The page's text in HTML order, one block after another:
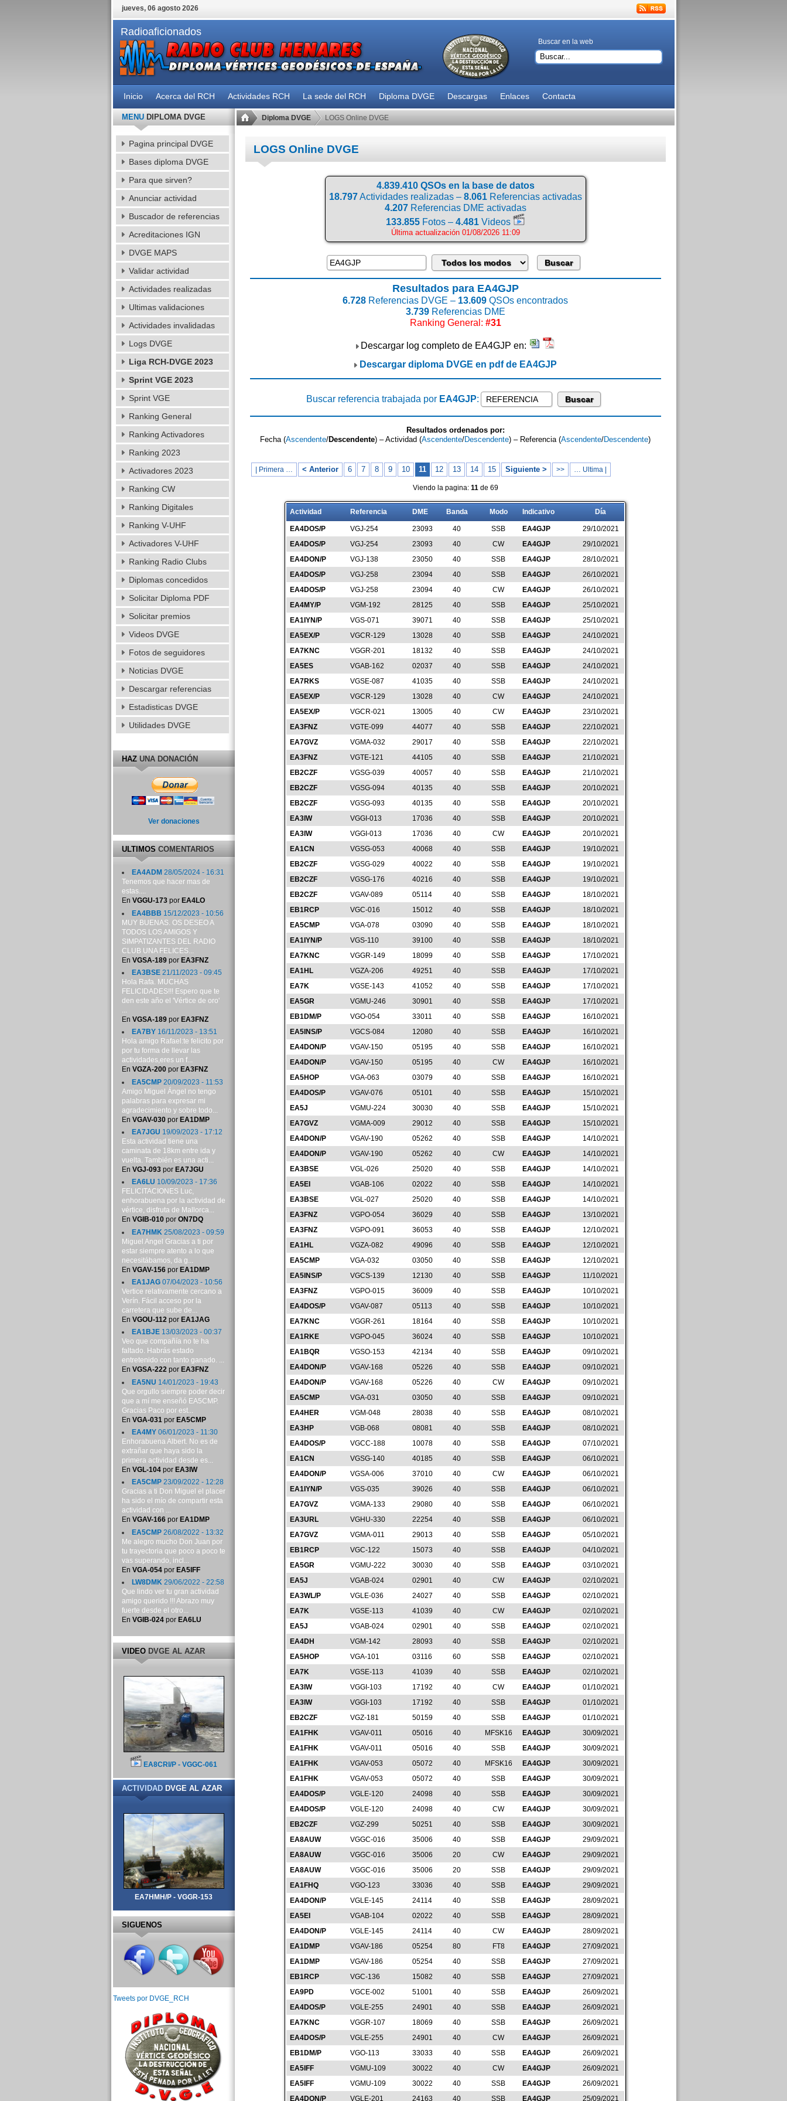
jueves, 06 agosto 2026
Radioaficionados
Buscar en la web
Inicio Acerca del RCH Actividades RCH La sede del RCH Diploma DVGE Descargas Enlaces Contacta
Diploma DVGE LOGS Online DVGE
LOGS Online DVGE
4.839.410 QSOs en la base de datos
18.797Actividades realizadas – 8.061Referencias activadas
4.207Referencias DME activadas
133.855 Fotos – 4.481 Videos
Última actualización 01/08/2026 11:09
Resultados para EA4GJP
6.728 Referencias DVGE – 13.609 QSOs encontrados
3.739Referencias DME
Ranking General: #31
Descargar log completo de EA4GJP en:
Descargar diploma DVGE en pdf de EA4GJP
Buscar referencia trabajada por EA4GJP:
Resultados ordenados por:
Fecha (Ascendente/Descendente) – Actividad (Ascendente/Descendente) – Referencia (Ascendente/Descendente)
| Primera … < Anterior 6 7 8 9 10 11 12 13 14 15 Siguiente > >> … Ultima |
Viendo la pagina: 11de 69
Actividad Referencia DME Banda Modo Indicativo Día
EA4DOS/P VGJ-254 23093 40 SSB EA4GJP
29/10/2021
EA4DOS/P
VGJ-254 23093 40 CW EA4GJP
29/10/2021
EA4DON/P
VGJ-138 23050 40 SSB EA4GJP
28/10/2021
EA4DOS/P
VGJ-258 23094 40 SSB EA4GJP
26/10/2021
EA4DOS/P
VGJ-258 23094 40 CW EA4GJP
26/10/2021
EA4MY/P
VGM-192 28125 40 SSB EA4GJP
25/10/2021
EA1IYN/P
VGS-071 39071 40 SSB EA4GJP
25/10/2021
EA5EX/P
VGCR-129 13028 40 SSB EA4GJP
24/10/2021
EA7KNC
VGGR-201 18132 40 SSB EA4GJP
24/10/2021
EA5ES
VGAB-162 02037 40 SSB EA4GJP
24/10/2021
EA7RKS
VGSE-087 41035 40 SSB EA4GJP
24/10/2021
EA5EX/P
VGCR-129 13028 40 CW EA4GJP
24/10/2021
EA5EX/P
VGCR-021 13005 40 CW EA4GJP
23/10/2021
EA3FNZ
VGTE-099 44077 40 SSB EA4GJP
22/10/2021
EA7GVZ
VGMA-032 29017 40 SSB EA4GJP
22/10/2021
EA3FNZ
VGTE-121 44105 40 SSB EA4GJP
21/10/2021
EB2CZF
VGSG-039 40057 40 SSB EA4GJP
21/10/2021
EB2CZF
VGSG-094 40135 40 SSB EA4GJP
20/10/2021
EB2CZF
VGSG-093 40135 40 SSB EA4GJP
20/10/2021
EA3IW
VGGI-013 17036 40 SSB EA4GJP
20/10/2021
EA3IW
VGGI-013 17036 40 CW EA4GJP
20/10/2021
EA1CN
VGSG-053 40068 40 SSB EA4GJP
19/10/2021
EB2CZF
VGSG-029 40022 40 SSB EA4GJP
19/10/2021
EB2CZF
VGSG-176 40216 40 SSB EA4GJP
19/10/2021
EB2CZF
VGAV-089 05114 40 SSB EA4GJP
18/10/2021
EB1RCP
VGC-016 15012 40 SSB EA4GJP
18/10/2021
EA5CMP
VGA-078 03090 40 SSB EA4GJP
18/10/2021
EA1IYN/P
VGS-110 39100 40 SSB EA4GJP
18/10/2021
EA7KNC
VGGR-149 18099 40 SSB EA4GJP
17/10/2021
EA1HL
VGZA-206 49251 40 SSB EA4GJP
17/10/2021
EA7K
VGSE-143 41052 40 SSB EA4GJP
17/10/2021
EA5GR
VGMU-246 30901 40 SSB EA4GJP
17/10/2021
EB1DM/P
VGO-054 33011 40 SSB EA4GJP
16/10/2021
EA5INS/P
VGCS-084 12080 40 SSB EA4GJP
16/10/2021
EA4DON/P
VGAV-150 05195 40 SSB EA4GJP
16/10/2021
EA4DON/P
VGAV-150 05195 40 CW EA4GJP
16/10/2021
EA5HOP
VGA-063 03079 40 SSB EA4GJP
16/10/2021
EA4DOS/P
VGAV-076 05101 40 SSB EA4GJP
15/10/2021
EA5J
VGMU-224 30030 40 SSB EA4GJP
15/10/2021
EA7GVZ
VGMA-009 29012 40 SSB EA4GJP
15/10/2021
EA4DON/P
VGAV-190 05262 40 SSB EA4GJP
14/10/2021
EA4DON/P
VGAV-190 05262 40 CW EA4GJP
14/10/2021
EA3BSE
VGL-026 25020 40 SSB EA4GJP
14/10/2021
EA5EI
VGAB-106 02022 40 SSB EA4GJP
14/10/2021
EA3BSE
VGL-027 25020 40 SSB EA4GJP
14/10/2021
EA3FNZ
VGPO-054 36029 40 SSB EA4GJP
13/10/2021
EA3FNZ
VGPO-091 36053 40 SSB EA4GJP
12/10/2021
EA1HL
VGZA-082 49096 40 SSB EA4GJP
12/10/2021
EA5CMP
VGA-032 03050 40 SSB EA4GJP
12/10/2021
EA5INS/P
VGCS-139 12130 40 SSB EA4GJP
11/10/2021
EA3FNZ
VGPO-015 36009 40 SSB EA4GJP
10/10/2021
EA4DOS/P
VGAV-087 05113 40 SSB EA4GJP
10/10/2021
EA7KNC
VGGR-261 18164 40 SSB EA4GJP
10/10/2021
EA1RKE
VGPO-045 36024 40 SSB EA4GJP
10/10/2021
EA1BQR
VGSO-153 42134 40 SSB EA4GJP
09/10/2021
EA4DON/P
VGAV-168 05226 40 SSB EA4GJP
09/10/2021
EA4DON/P
VGAV-168 05226 40 CW EA4GJP
09/10/2021
EA5CMP
VGA-031 03050 40 SSB EA4GJP
09/10/2021
EA4HER
VGM-048 28038 40 SSB EA4GJP
08/10/2021
EA3HP
VGB-068 08081 40 SSB EA4GJP
08/10/2021
EA4DOS/P
VGCC-188 10078 40 SSB EA4GJP
07/10/2021
EA1CN
VGSG-140 40185 40 SSB EA4GJP
06/10/2021
EA4DON/P
VGSA-006 37010 40 CW EA4GJP
06/10/2021
EA1IYN/P
VGS-035 39026 40 SSB EA4GJP
06/10/2021
EA7GVZ
VGMA-133 29080 40 SSB EA4GJP
06/10/2021
EA3URL
VGHU-330 22254 40 SSB EA4GJP
06/10/2021
EA7GVZ
VGMA-011 29013 40 SSB EA4GJP
05/10/2021
EB1RCP
VGC-122 15073 40 SSB EA4GJP
04/10/2021
EA5GR
VGMU-222 30030 40 SSB EA4GJP
03/10/2021
EA5J
VGAB-024 02901 40 CW EA4GJP
02/10/2021
EA3WL/P
VGLE-036 24027 40 SSB EA4GJP
02/10/2021
EA7K
VGSE-113 41039 40 CW EA4GJP
02/10/2021
EA5J
VGAB-024 02901 40 SSB EA4GJP
02/10/2021
EA4DH
VGM-142 28093 40 SSB EA4GJP
02/10/2021
EA5HOP
VGA-101 03116 60 SSB EA4GJP
02/10/2021
EA7K
VGSE-113 41039 40 SSB EA4GJP
02/10/2021
EA3IW
VGGI-103 17192 40 CW EA4GJP
01/10/2021
EA3IW
VGGI-103 17192 40 SSB EA4GJP
01/10/2021
EB2CZF
VGZ-181 50159 40 SSB EA4GJP
01/10/2021
EA1FHK
VGAV-011 05016 40 MFSK16 EA4GJP
30/09/2021
EA1FHK
VGAV-011 05016 40 SSB EA4GJP
30/09/2021
EA1FHK
VGAV-053 05072 40 MFSK16 EA4GJP
30/09/2021
EA1FHK
VGAV-053 05072 40 SSB EA4GJP
30/09/2021
EA4DOS/P
VGLE-120 24098 40 SSB EA4GJP
30/09/2021
EA4DOS/P
VGLE-120 24098 40 CW EA4GJP
30/09/2021
EB2CZF
VGZ-299 50251 40 SSB EA4GJP
30/09/2021
EA8AUW
VGGC-016 35006 40 SSB EA4GJP
29/09/2021
EA8AUW
VGGC-016 35006 20 CW EA4GJP
29/09/2021
EA8AUW
VGGC-016 35006 20 SSB EA4GJP
29/09/2021
EA1FHQ
VGO-123 33036 40 SSB EA4GJP
29/09/2021
EA4DON/P
VGLE-145 24114 40 SSB EA4GJP
28/09/2021
EA5EI
VGAB-104 02022 40 SSB EA4GJP
28/09/2021
EA4DON/P
VGLE-145 24114 40 CW EA4GJP
28/09/2021
EA1DMP
VGAV-186 05254 80 FT8 EA4GJP
27/09/2021
EA1DMP
VGAV-186 05254 40 SSB EA4GJP
27/09/2021
EB1RCP
VGC-136 15082 40 SSB EA4GJP
27/09/2021
EA9PD
VGCE-002 51001 40 SSB EA4GJP
26/09/2021
EA4DOS/P
VGLE-255 24901 40 SSB EA4GJP
26/09/2021
EA7KNC
VGGR-107 18069 40 SSB EA4GJP
26/09/2021
EA4DOS/P
VGLE-255 24901 40 CW EA4GJP
26/09/2021
EB1DM/P
VGO-113 33033 40 SSB EA4GJP
26/09/2021
EA5IFF
VGMU-109 30022 40 CW EA4GJP
26/09/2021
EA5IFF
VGMU-109 30022 40 SSB EA4GJP
26/09/2021
EA4DON/P
VGLE-201 24163 40 SSB EA4GJP 25/09/2021
MENUDIPLOMA DVGE
Pagina principal DVGE
Bases diploma DVGE
Para que sirven?
Anunciar actividad
Buscador de referencias
Acreditaciones IGN
DVGE MAPS
Validar actividad
Actividades realizadas
Ultimas validaciones
Actividades invalidadas
Logs DVGE
Liga RCH-DVGE 2023
Sprint VGE 2023
Sprint VGE
Ranking General
Ranking Activadores
Ranking 2023
Activadores 2023
Ranking CW
Ranking Digitales
Ranking V-UHF
Activadores V-UHF
Ranking Radio Clubs
Diplomas concedidos
Solicitar Diploma PDF
Solicitar premios
Videos DVGE
Fotos de seguidores
Noticias DVGE
Descargar referencias
Estadisticas DVGE
Utilidades DVGE
HAZUNA DONACIÓN
Ver donaciones
ULTIMOSCOMENTARIOS
EA4ADM 28/05/2024 - 16:31
Tenemos que hacer mas de
estas....
En VGGU-173por EA4LO
EA4BBB 15/12/2023 - 10:56
MUY BUENAS. OS DESEO A
TODOS LOS AMIGOS Y
SIMPATIZANTES DEL RADIO
CLUB UNA FELICES...
En VGSA-189por EA3FNZ
EA3BSE21/11/2023 - 09:45
Hola Rafa. MUCHAS
FELICIDADES!!! Espero que te
den este año el 'Vértice de oro'
...
En VGSA-189por EA3FNZ
EA7BY16/11/2023 - 13:51
Hola amigo Rafael:te felicito por
por tu forma de llevar las
actividades,eres un f...
En VGZA-200por EA3FNZ
EA5CMP20/09/2023 - 11:53
Amigo Miguel Ángel no tengo
palabras para expresar mi
agradecimiento y sobre todo...
En VGAV-030por EA1DMP
EA7JGU 19/09/2023 - 17:12
Esta actividad tiene una
caminata de 18km entre ida y
vuelta. También es una acti...
En VGJ-093por EA7JGU
EA6LU 10/09/2023 - 17:36
FELICITACIONES Luc,
enhorabuena por la actividad de
vértice, disfruta de Mallorca...
En VGIB-010por ON7DQ
EA7HMK 25/08/2023 - 09:59
Miguel Angel Gracias a ti por
estar siempre atento a lo que
necesitábamos, da g...
En VGAV-156por EA1DMP
EA1JAG07/04/2023 - 10:56
Vertice relativamente cercano a
Verín. Fácil acceso por la
carretera que sube de...
En VGOU-112por EA1JAG
EA1BJE13/03/2023 - 00:37
Veo que compañía no te ha
faltado. Habrás estado
entretenido con tanto ganado. ...
En VGSA-222por EA3FNZ
EA5NU 14/01/2023 - 19:43
Que orgullo siempre poder decir
que a mí me enseñó EA5CMP.
Gracias Paco por est...
En VGA-031 por EA5CMP
EA4MY06/01/2023 - 11:30
Enhorabuena Albert. No es de
extrañar que haya sido la
primera actividad desde es...
En VGL-104por EA3IW
EA5CMP23/09/2022 - 12:28
Gracias a ti Don Miguel el placer
ha sido el mío de compartir esta
actividad con ...
En VGAV-166por EA1DMP
EA5CMP26/08/2022 - 13:32
Me alegro mucho Don Juan por
tu trayectoria que poco a poco te
vas superando, incl...
En VGA-054por EA5IFF
LW8DMK29/06/2022 - 22:58
Que lindo ver tu gran actividad
amigo querido !!! Abrazo muy
fuerte desde el otro...
En VGIB-024por EA6LU
VIDEODVGE AL AZAR
EA8CRI/P - VGGC-061
ACTIVIDADDVGE AL AZAR
EA7HMH/P - VGGR-153
SIGUENOS
Tweets por DVGE_RCH